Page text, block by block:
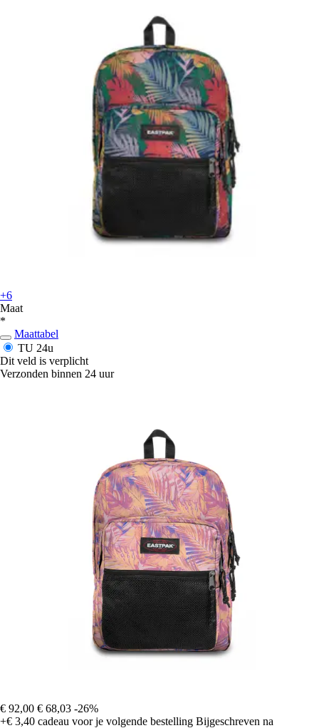
+6
Maat
*
Maattabel
TU 24u
Dit veld is verplicht
Verzonden binnen 24 uur
€ 92,00 € 68,03 -26%
+€ 3,40 cadeau voor je volgende bestelling Bijgeschreven na